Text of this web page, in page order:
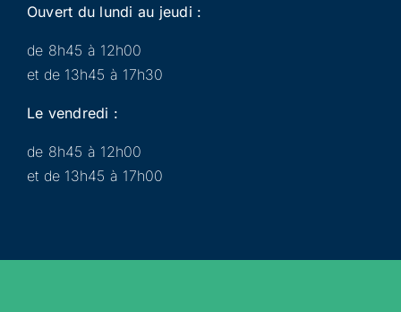
Ouvert du lundi au jeudi :
de 8h45 à 12h00
et de 13h45 à 17h30
Le vendredi :
de 8h45 à 12h00
et de 13h45 à 17h00